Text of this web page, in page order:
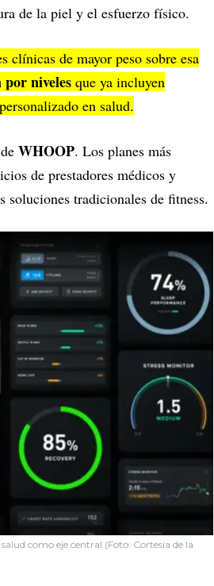
de la piel y el esfuerzo físico.
de mayor peso sobre esa
por niveles que ya incluyen
en salud.
WHOOP. Los planes más
de prestadores médicos y
soluciones tradicionales de fitness.
como eje central (Foto: Cortesía de la